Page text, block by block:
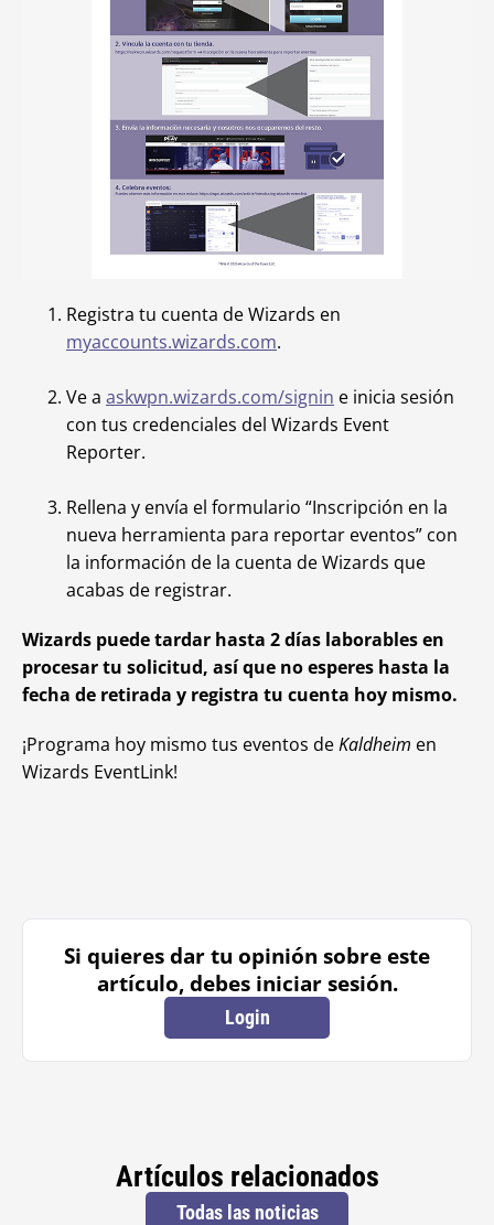
Registra tu cuenta de Wizards en
myaccounts.wizards.com.
Ve a askwpn.wizards.com/signin e inicia sesión
con tus credenciales del Wizards Event
Reporter.
Rellena y envía el formulario “Inscripción en la
nueva herramienta para reportar eventos” con
la información de la cuenta de Wizards que
acabas de registrar.
Wizards puede tardar hasta 2 días laborables en
procesar tu solicitud, así que no esperes hasta la
fecha de retirada y registra tu cuenta hoy mismo.
¡Programa hoy mismo tus eventos deKaldheim en
Wizards EventLink!
Si quieres dar tu opinión sobre este
artículo, debes iniciar sesión.
Login
Artículos relacionados
Todas las noticias